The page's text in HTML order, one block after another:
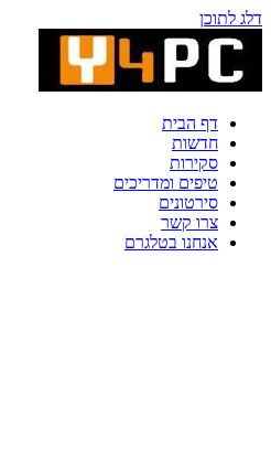
דלג לתוכן
דף הבית
חדשות
סקירות
טיפים ומדריכים
סירטונים
צרו קשר
אנחנו בטלגרם